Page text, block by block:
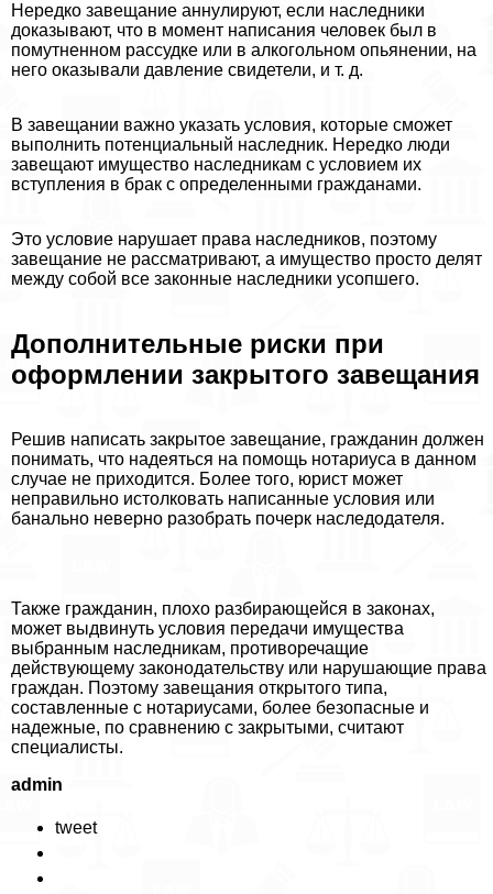
Нередко завещание аннулируют, если наследники
доказывают, что в момент написания человек был в
помутненном рассудке или в алкогольном опьянении, на
него оказывали давление свидетели, и т. д.
В завещании важно указать условия, которые сможет
выполнить потенциальный наследник. Нередко люди
завещают имущество наследникам с условием их
вступления в бpaк с определенными гражданами.
Это условие нарушает права наследников, поэтому
завещание не рассматривают, а имущество просто делят
между собой все законные наследники усопшего.
Дополнительные риски при
оформлении закрытого завещания
Решив написать закрытое завещание, гражданин должен
понимать, что надеяться на помощь нотариуса в данном
случае не приходится. Более того, юрист может
неправильно истолковать написанные условия или
бaнaльно неверно разобрать почерк наследодателя.
Также гражданин, плохо разбирающейся в законах,
может выдвинуть условия передачи имущества
выбранным наследникам, противоречащие
действующему законодательству или нарушающие права
граждан. Поэтому завещания открытого типа,
составленные с нотариусами, более безопасные и
надежные, по сравнению с закрытыми, считают
специалисты.
admin
tweet